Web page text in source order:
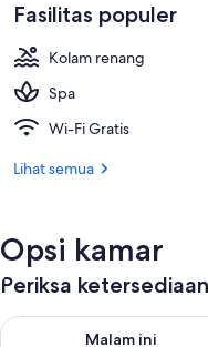
Fasilitas populer
Kolam renang
Spa
Wi-Fi Gratis
Lihat semua
Opsi kamar
Periksa
Malam ini
Periksa ketersediaan